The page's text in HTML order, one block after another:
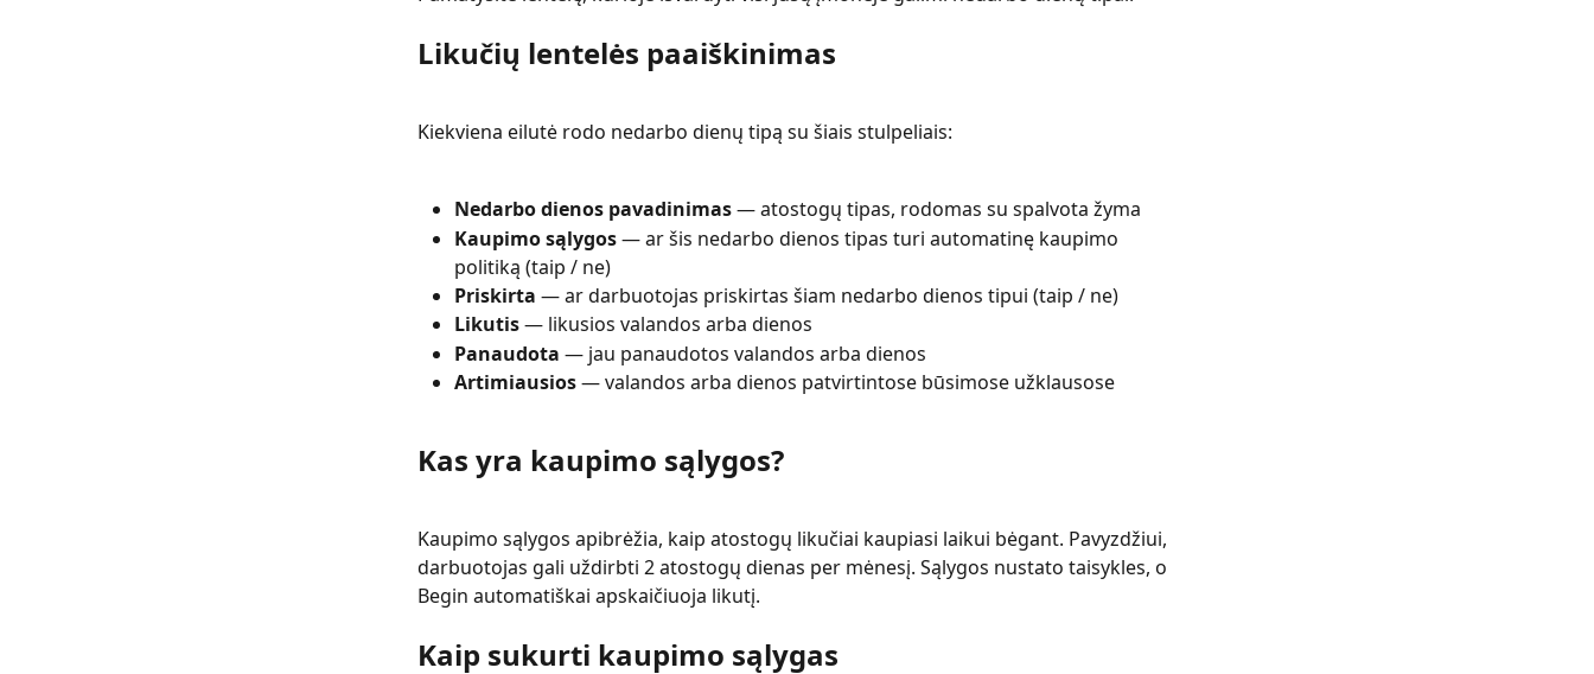
Likučių lentelės paaiškinimas
Kiekviena eilutė rodo nedarbo dienų tipą su šiais stulpeliais:
Nedarbo dienos pavadinimas — atostogų tipas, rodomas su spalvota žyma
Kaupimo sąlygos — ar šis nedarbo dienos tipas turi automatinę kaupimo
politiką (taip / ne)
Priskirta — ar darbuotojas priskirtas šiam nedarbo dienos tipui (taip / ne)
Likutis — likusios valandos arba dienos
Panaudota — jau panaudotos valandos arba dienos
Artimiausios — valandos arba dienos patvirtintose būsimose užklausose
Kas yra kaupimo sąlygos?
Kaupimo sąlygos apibrėžia, kaip atostogų likučiai kaupiasi laikui bėgant. Pavyzdžiui,
darbuotojas gali uždirbti 2 atostogų dienas per mėnesį. Sąlygos nustato taisykles, o
Begin automatiškai apskaičiuoja likutį.
Kaip sukurti kaupimo sąlygas